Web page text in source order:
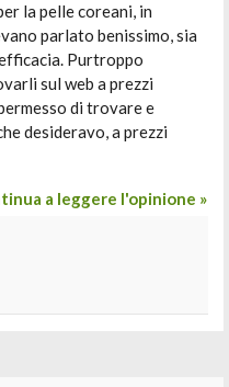
la pelle coreani, in
parlato benissimo, sia
Purtroppo
sul web a prezzi
di trovare e
desideravo, a prezzi
a leggere l'opinione »